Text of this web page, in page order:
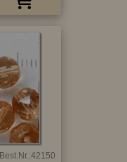
Best.Nr.:42150